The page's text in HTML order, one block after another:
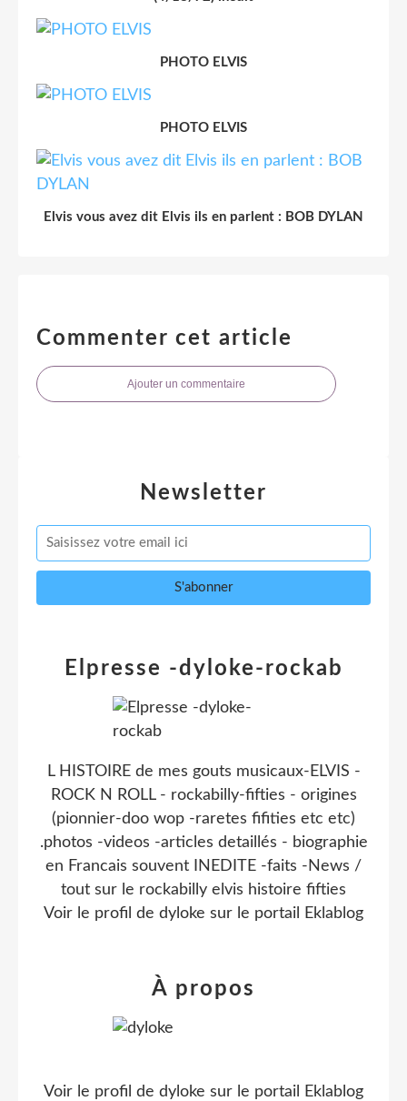
PHOTO ELVIS
PHOTO ELVIS
Elvis vous avez dit Elvis ils en parlent : BOB DYLAN
Commenter cet article
Ajouter un commentaire
Newsletter
Elpresse -dyloke-rockab
L HISTOIRE de mes gouts musicaux-ELVIS -
ROCK N ROLL - rockabilly-fifties - origines
(pionnier-doo wop -raretes fifities etc etc)
.photos -videos -articles detaillés - biographie
en Francais souvent INEDITE -faits -News /
tout sur le rockabilly elvis histoire fifties
Voir le profil de dyloke sur le portail Eklablog
À propos
Voir le profil de dyloke sur le portail Eklablog